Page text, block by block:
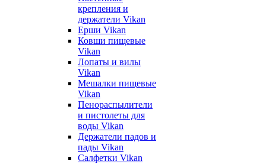
крепления и
держатели Vikan
Ерши Vikan
Ковши пищевые
Vikan
Лопаты и вилы
Vikan
Мешалки пищевые
Vikan
Пенораспылители
и пистолеты для
воды Vikan
Держатели падов и
пады Vikan
Салфетки Vikan